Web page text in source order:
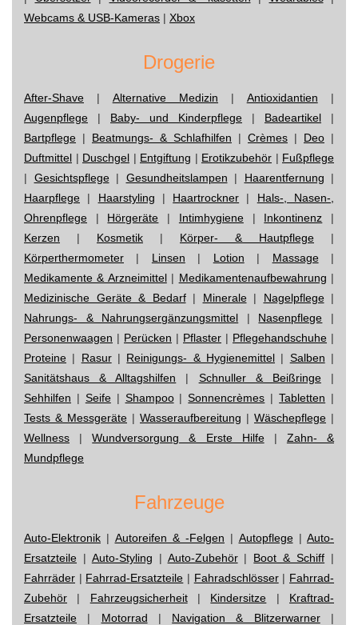
Webcams & USB-Kameras | Xbox
Drogerie
After-Shave | Alternative Medizin | Antioxidantien |
Augenpflege | Baby- und Kinderpflege | Badeartikel |
Bartpflege | Beatmungs- & Schlafhilfen | Crèmes | Deo |
Duftmittel | Duschgel | Entgiftung | Erotikzubehör | Fußpflege
| Gesichtspflege| Gesundheitslampen | Haarentfernung |
Haarpflege | Haarstyling | Haartrockner | Hals-, Nasen-,
Ohrenpflege | Hörgeräte | Intimhygiene| Inkontinenz |
Kerzen | Kosmetik | Körper- & Hautpflege |
Körperthermometer | Linsen | Lotion | Massage|
Medikamente & Arzneimittel| Medikamentenaufbewahrung |
Medizinische Geräte & Bedarf| Minerale| Nagelpflege|
Nahrungs- & Nahrungsergänzungsmittel | Nasenpflege |
Personenwaagen | Perücken | Pflaster | Pflegehandschuhe |
Proteine | Rasur| Reinigungs- & Hygienemittel | Salben |
Sanitätshaus & Alltagshilfen | Schnuller & Beißringe|
Sehhilfen | Seife| Shampoo|Sonnencrèmes |Tabletten |
Tests & Messgeräte | Wasseraufbereitung | Wäschepflege |
Wellness |Wundversorgung & Erste Hilfe| Zahn- &
Mundpflege
Fahrzeuge
Auto-Elektronik | Autoreifen & -Felgen | Autopflege| Auto-
Ersatzteile | Auto-Styling | Auto-Zubehör| Boot & Schiff |
Fahrräder | Fahrrad-Ersatzteile | Fahradschlösser| Fahrrad-
Zubehör | Fahrzeugsicherheit| Kindersitze | Kraftrad-
Ersatzteile | Motorrad | Navigation & Blitzerwarner|